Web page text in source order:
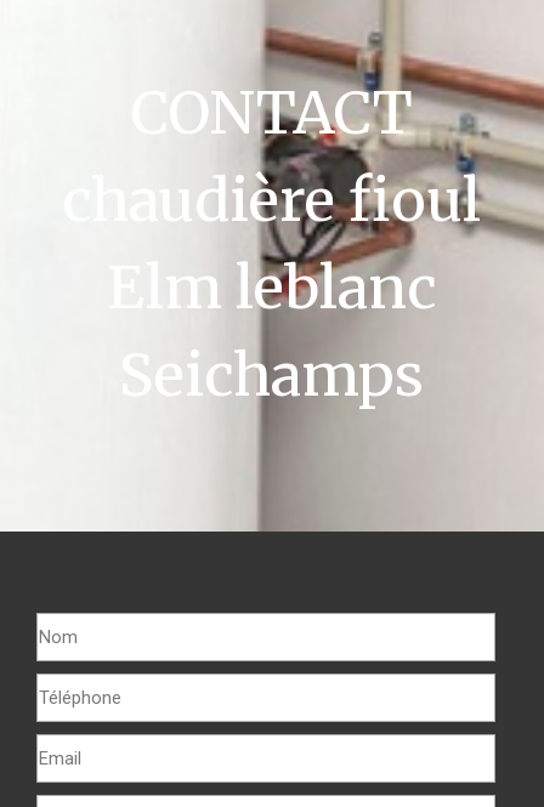
CONTACT
chaudière fioul
Elm leblanc
Seichamps